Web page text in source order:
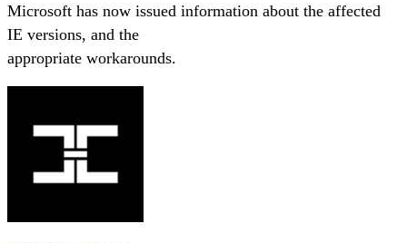
Microsoft has now issued information about the affected
IE versions, and the
appropriate workarounds.